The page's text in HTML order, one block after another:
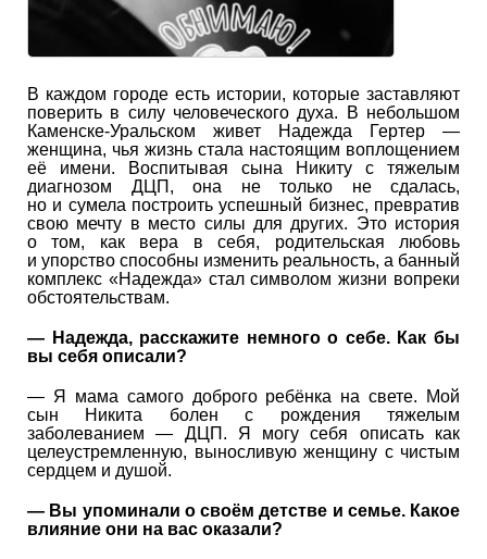
В каждом городе есть истории, которые заставляют
поверить в силу человеческого духа. В небольшом
Каменске-Уральском живет Надежда Гертер —
женщина, чья жизнь стала настоящим воплощением
её имени. Воспитывая сына Никиту с тяжелым
диагнозом ДЦП, она не только не сдалась,
но и сумела построить успешный бизнес, превратив
свою мечту в место силы для других. Это история
о том, как вера в себя, родительская любовь
и упорство способны изменить реальность, а банный
комплекс «Надежда» стал символом жизни вопреки
обстоятельствам.
— Надежда, расскажите немного о себе. Как бы
вы себя описали?
— Я мама самого доброго ребёнка на свете. Мой
сын Никита болен с рождения тяжелым
заболеванием — ДЦП. Я могу себя описать как
целеустремленную, выносливую женщину с чистым
сердцем и душой.
— Вы упоминали о своём детстве и семье. Какое
влияние они на вас оказали?